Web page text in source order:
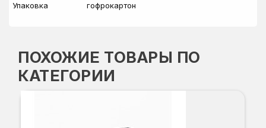
Упаковка
гофрокартон
ПОХОЖИЕ ТОВАРЫ ПО
КАТЕГОРИИ